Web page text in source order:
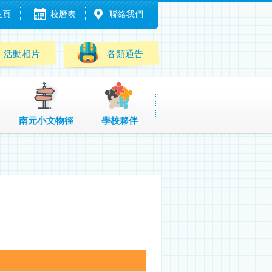
頁 校曆表 聯絡我們
活動相片 各類通告
南元小文物徑 學校夥伴